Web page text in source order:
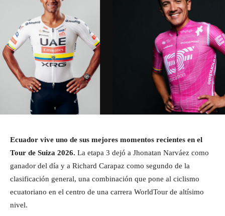
Ecuador vive uno de sus mejores momentos recientes en el
Tour de Suiza 2026. La etapa 3 dejó a Jhonatan Narváez como
ganador del día y a Richard Carapaz como segundo de la
clasificación general, una combinación que pone al ciclismo
ecuatoriano en el centro de una carrera WorldTour de altísimo
nivel.